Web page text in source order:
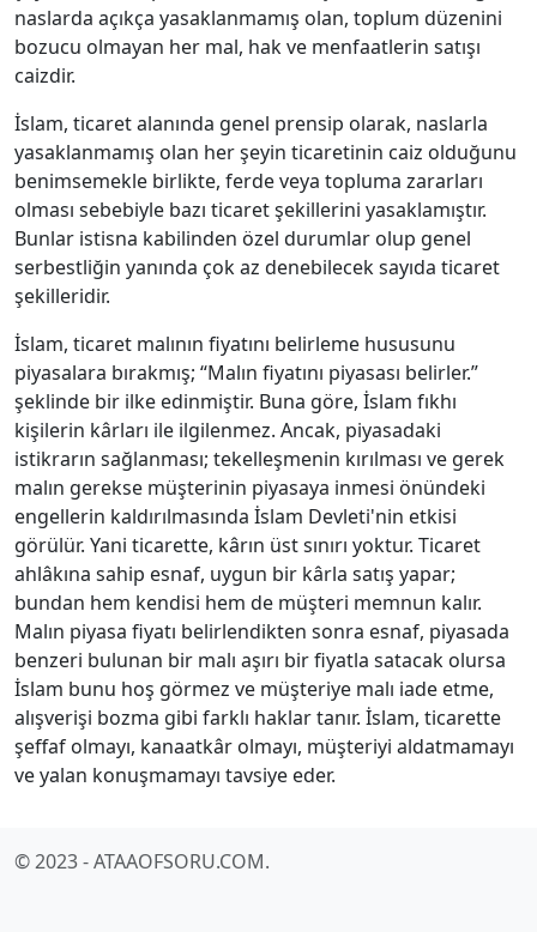
naslarda açıkça yasaklanmamış olan, toplum düzenini
bozucu olmayan her mal, hak ve menfaatlerin satışı
caizdir.
İslam, ticaret alanında genel prensip olarak, naslarla
yasaklanmamış olan her şeyin ticaretinin caiz olduğunu
benimsemekle birlikte, ferde veya topluma zararları
olması sebebiyle bazı ticaret şekillerini yasaklamıştır.
Bunlar istisna kabilinden özel durumlar olup genel
serbestliğin yanında çok az denebilecek sayıda ticaret
şekilleridir.
İslam, ticaret malının fiyatını belirleme hususunu
piyasalara bırakmış; “Malın fiyatını piyasası belirler.”
şeklinde bir ilke edinmiştir. Buna göre, İslam fıkhı
kişilerin kârları ile ilgilenmez. Ancak, piyasadaki
istikrarın sağlanması; tekelleşmenin kırılması ve gerek
malın gerekse müşterinin piyasaya inmesi önündeki
engellerin kaldırılmasında İslam Devleti'nin etkisi
görülür. Yani ticarette, kârın üst sınırı yoktur. Ticaret
ahlâkına sahip esnaf, uygun bir kârla satış yapar;
bundan hem kendisi hem de müşteri memnun kalır.
Malın piyasa fiyatı belirlendikten sonra esnaf, piyasada
benzeri bulunan bir malı aşırı bir fiyatla satacak olursa
İslam bunu hoş görmez ve müşteriye malı iade etme,
alışverişi bozma gibi farklı haklar tanır. İslam, ticarette
şeffaf olmayı, kanaatkâr olmayı, müşteriyi aldatmamayı
ve yalan konuşmamayı tavsiye eder.
© 2023 - ATAAOFSORU.COM.